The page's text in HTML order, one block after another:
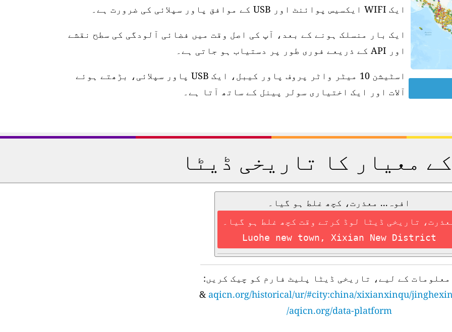
ایک WIFI ایکسیس پوائنٹ اور USB کے موافق پاور سپلائی کی ضرورت ہے۔
ایک بار منسلک ہونے کے بعد، آپ کی اصل وقت میں فضائی آلودگی کی سطح نقشے
اور API کے ذریعے فوری طور پر دستیاب ہو جاتی ہے۔
اسٹیشن 10 میٹر واٹر پروف پاور کیبل، ایک USB پاور سپلائی، بڑھتے ہوئے
آلات اور ایک اختیاری سولر پینل کے ساتھ آتا ہے۔
معیار کا تاریخی ڈیٹا
افوہ... معذرت، کچھ غلط ہو گیا۔
تاریخی ڈیٹا لوڈ کرتے وقت کچھ غلط ہو گیا۔
Luohe new town, Xixian New District
معلومات کے لیے، تاریخی ڈیٹا پلیٹ فارم کو چیک کریں:
aqicn.org/historical/ur/#city:china/xixianxinqu/
&
aqicn.org/data-platform/